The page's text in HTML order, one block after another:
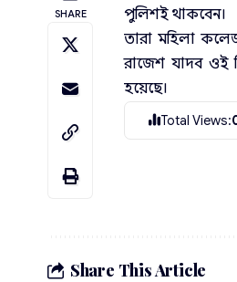
SHARE
পুলিশই থাকবেন।
তারা মহিলা
রাজেশ যাদব ওই
হয়েছে।
Total Views:
Share This Article